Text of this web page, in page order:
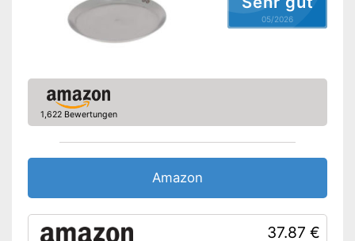
Griff abnehmbar
Spülmaschinengeeignet
Amazon Lieferzeit
05/2026
1,622 Bewertungen
Amazon
37.87 €